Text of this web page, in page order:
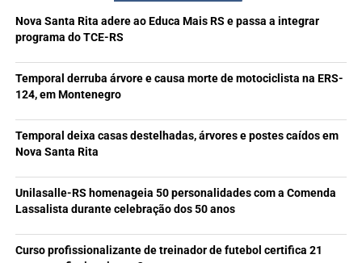
Nova Santa Rita adere ao Educa Mais RS e passa a integrar
programa do TCE-RS
Temporal derruba árvore e causa morte de motociclista na ERS-
124, em Montenegro
Temporal deixa casas destelhadas, árvores e postes caídos em
Nova Santa Rita
Unilasalle-RS homenageia 50 personalidades com a Comenda
Lassalista durante celebração dos 50 anos
Curso profissionalizante de treinador de futebol certifica 21